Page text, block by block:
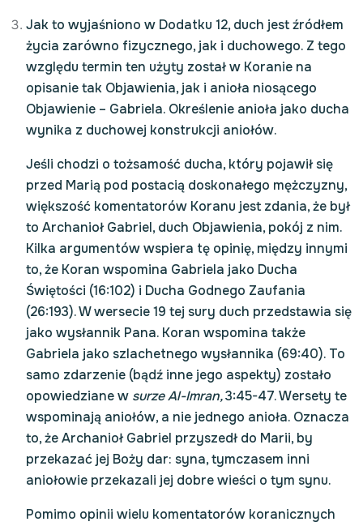
Jak to wyjaśniono w Dodatku 12, duch jest źródłem
życia zarówno fizycznego, jak i duchowego. Z tego
względu termin ten użyty został w Koranie na
opisanie tak Objawienia, jak i anioła niosącego
Objawienie – Gabriela. Określenie anioła jako ducha
wynika z duchowej konstrukcji aniołów.
Jeśli chodzi o tożsamość ducha, który pojawił się
przed Marią pod postacią doskonałego mężczyzny,
większość komentatorów Koranu jest zdania, że był
to Archanioł Gabriel, duch Objawienia, pokój z nim.
Kilka argumentów wspiera tę opinię, między innymi
to, że Koran wspomina Gabriela jako Ducha
Świętości (16:102) i Ducha Godnego Zaufania
(26:193). W wersecie 19 tej sury duch przedstawia się
jako wysłannik Pana. Koran wspomina także
Gabriela jako szlachetnego wysłannika (69:40). To
samo zdarzenie (bądź inne jego aspekty) zostało
opowiedziane w surze Al-Imran,3:45-47. Wersety te
wspominają aniołów, a nie jednego anioła. Oznacza
to, że Archanioł Gabriel przyszedł do Marii, by
przekazać jej Boży dar: syna, tymczasem inni
aniołowie przekazali jej dobre wieści o tym synu.
Pomimo opinii wielu komentatorów koranicznych